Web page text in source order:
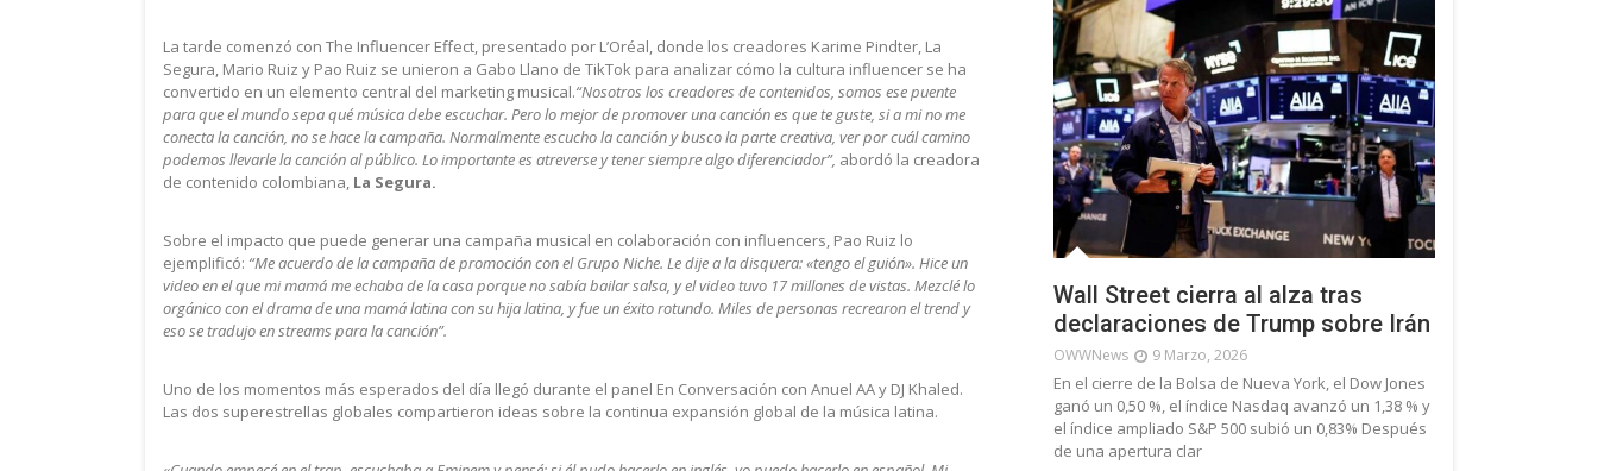
La tarde comenzó con The Influencer Effect, presentado por L’Oréal, donde los creadores Karime Pindter, La
Segura, Mario Ruiz y Pao Ruiz se unieron a Gabo Llano de TikTok para analizar cómo la cultura influencer se ha
convertido en un elemento central del marketing musical.“Nosotros los creadores de contenidos, somos ese puente
para que el mundo sepa qué música debe escuchar. Pero lo mejor de promover una canción es que te guste, si a mi no me
conecta la canción, no se hace la campaña. Normalmente escucho la canción y busco la parte creativa, ver por cuál camino
podemos llevarle la canción al público. Lo importante es atreverse y tener siempre algo diferenciador”, abordó la creadora
de contenido colombiana, La Segura.
Sobre el impacto que puede generar una campaña musical en colaboración con influencers, Pao Ruiz lo
ejemplificó: “Me acuerdo de la campaña de promoción con el Grupo Niche. Le dije a la disquera: «tengo el guión». Hice un
video en el que mi mamá me echaba de la casa porque no sabía bailar salsa, y el video tuvo 17 millones de vistas. Mezclé lo
orgánico con el drama de una mamá latina con su hija latina, y fue un éxito rotundo. Miles de personas recrearon el trend y
eso se tradujo en streams para la canción”.
Uno de los momentos más esperados del día llegó durante el panel En Conversación con Anuel AA y DJ Khaled.
Las dos superestrellas globales compartieron ideas sobre la continua expansión global de la música latina.
Wall Street cierra al alza tras
declaraciones de Trump sobre Irán
OWWNews 9 Marzo, 2026
En el cierre de la Bolsa de Nueva York, el Dow Jones
ganó un 0,50 %, el índice Nasdaq avanzó un 1,38 % y
el índice ampliado S&P 500 subió un 0,83% Después
de una apertura clar